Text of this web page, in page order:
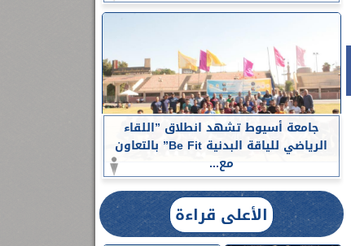
جامعة أسيوط تشهد انطلاق ”اللقاء
الرياضي للياقة البدنية Be Fit” بالتعاون
مع...
الأعلى قراءة